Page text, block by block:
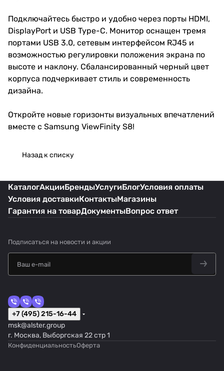
Подключайтесь быстро и удобно через порты HDMI,
DisplayPort и USB Type-C. Монитор оснащен тремя
портами USB 3.0, сетевым интерфейсом RJ45 и
возможностью регулировки положения экрана по
высоте и наклону. Сбалансированный черный цвет
корпуса подчеркивает стиль и современность
дизайна.
Откройте новые горизонты визуальных впечатлений
вместе с Samsung ViewFinity S8!
Назад к списку
КаталогАкцииБрендыУслугиБлогУсловия оплаты
Условия доставкиКонтактыМагазины
Гарантия на товарДокументыВопрос ответ
Подписаться на новости и акции
+7 (495) 215-16-44
msk@alster.group
г. Москва, Выборгская 22 стр 1
КонфиденциальностьОферта